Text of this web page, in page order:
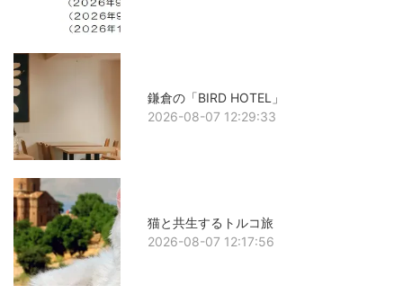
鎌倉の「BIRD HOTEL」
2026-08-07 12:29:33
猫と共生するトルコ旅
2026-08-07 12:17:56